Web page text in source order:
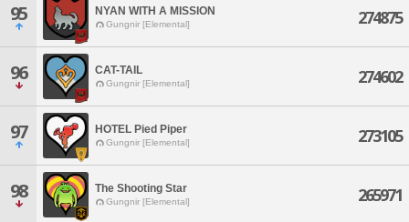
95 NYAN WITH A MISSION
Gungnir [Elemental] 274875
96 CAT-TAIL
Gungnir [Elemental] 274602
97 HOTEL Pied Piper
Gungnir [Elemental] 273105
98 The Shooting Star
Gungnir [Elemental] 265971